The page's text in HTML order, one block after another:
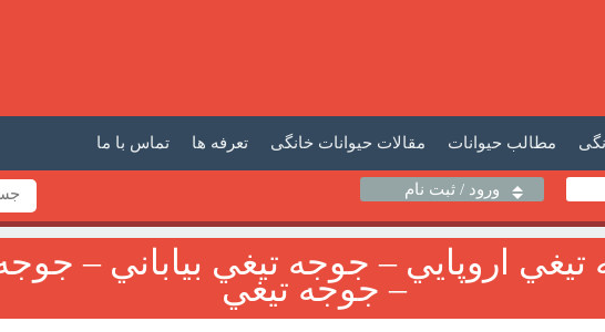
تماس با ما تعرفه ها مقالات حیوانات خانگی مطالب حیوانات
ورود / ثبت نام
اروپايي – جوجه تيغي بياباني –
– جوجه تيغي